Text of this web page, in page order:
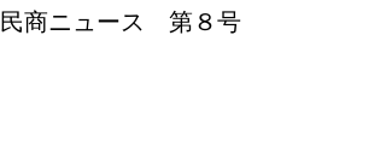
民商ニュース 第８号